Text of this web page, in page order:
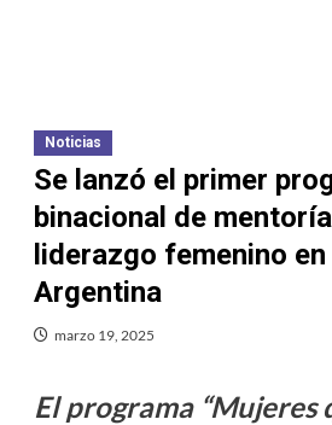
Noticias
Se lanzó el primer
binacional de
liderazgo femenino en
Argentina
marzo 19, 2025
El programa “Mujeres